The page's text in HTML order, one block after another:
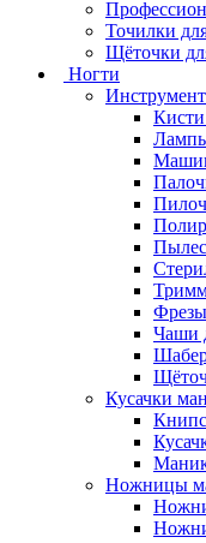
Точилки
Щёточки
Ногти
Чаши
Кусачки
Ножницы